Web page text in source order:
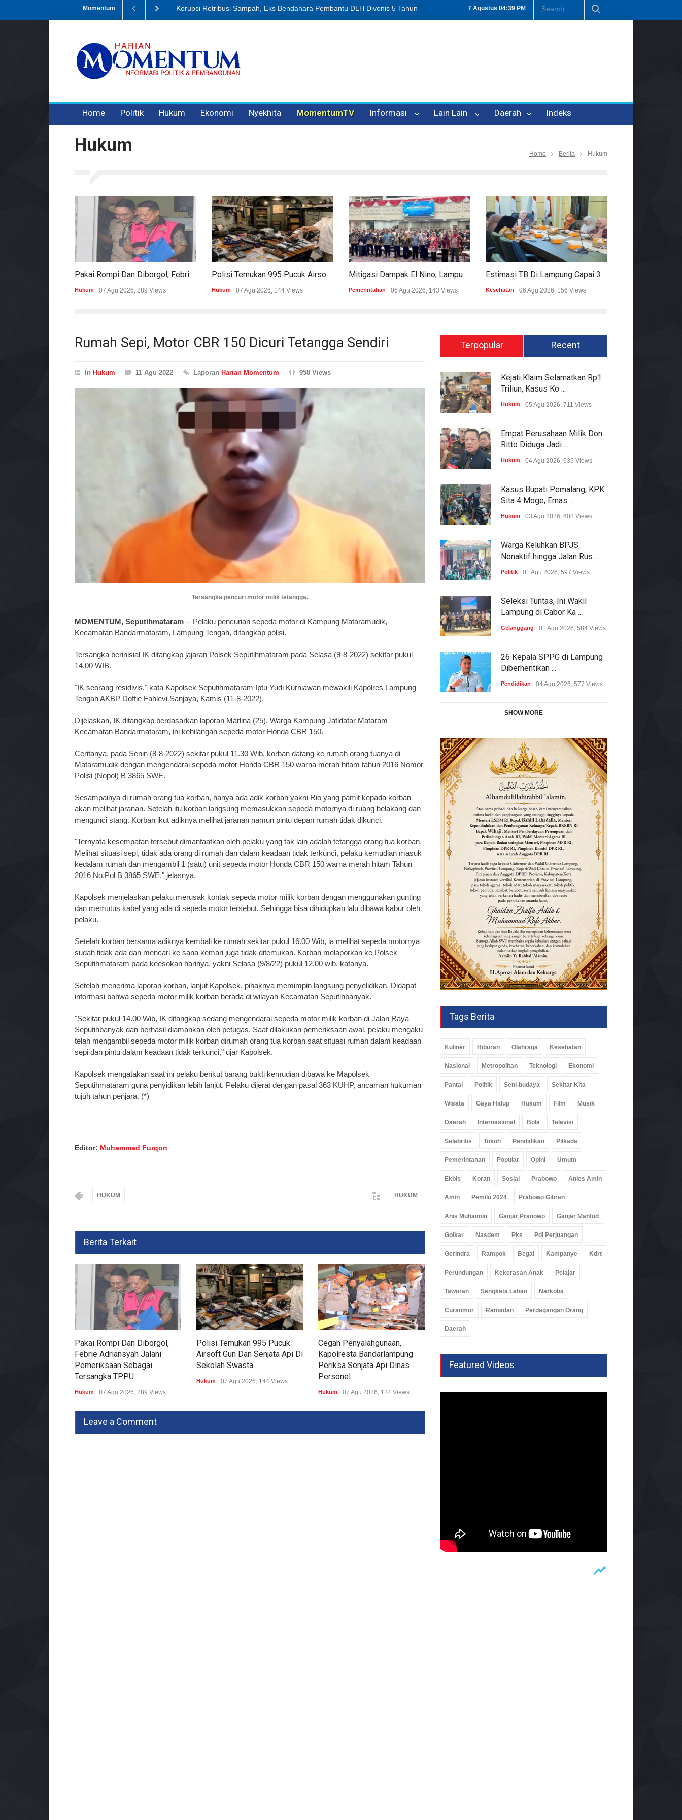
7 Agustus 04:39 PM
Momentum
Eks Bendahara Pembantu DLH Divonis 5 Tahun Dugaan Penipuan Oleh Oknum Kadis, Kuasa Hukum Pelapor Desak Polisi Tetapkan P-21 Tembus Rp1,6 Triliun, Nilai Investasi di Lamteng Tertinggi di
Home Politik Hukum Ekonomi Nyekhita MomentumTV Informasi Lain Lain Daerah Indeks
Hukum Home Berita Hukum
Hukum 07 Agu 2026, 289 Views Hukum 07 Agu 2026, 144 Views Pemerintahan 06 Agu 2026, 143 Views Kesehatan 06 Agu 2026, 156 Views
Rumah Sepi, Motor CBR 150 Dicuri Tetangga Sendiri
In Hukum 11 Agu 2022 Laporan Harian Momentum 958 Views
Tersangka pencuri motor milik tetangga.
MOMENTUM, Seputihmataram -- Pelaku pencurian sepeda motor di Kampung Mataramudik,
Kecamatan Bandarmataram, Lampung Tengah, ditangkap polisi.
Tersangka berinisial IK ditangkap jajaran Polsek Seputihmataram pada Selasa (9-8-2022) sekitar pukul
14.00 WIB.
"IK seorang residivis," kata Kapolsek Seputihmataram Iptu Yudi Kurniawan mewakili Kapolres Lampung
Tengah AKBP Doffie Fahlevi Sanjaya, Kamis (11-8-2022).
Dijelaskan, IK ditangkap berdasarkan laporan Marlina (25). Warga Kampung Jatidatar Mataram
Kecamatan Bandarmataram, ini kehilangan sepeda motor Honda CBR 150.
Ceritanya, pada Senin (8-8-2022) sekitar pukul 11.30 Wib, korban datang ke rumah orang tuanya di
Mataramudik dengan mengendarai sepeda motor Honda CBR 150 warna merah hitam tahun 2016 Nomor
Polisi (Nopol) B 3865 SWE.
Sesampainya di rumah orang tua korban, hanya ada adik korban yakni Rio yang pamit kepada korban
akan melihat jaranan. Setelah itu korban langsung memasukkan sepeda motornya di ruang belakang dan
mengunci stang. Korban ikut adiknya melihat jaranan namun pintu depan rumah tidak dikunci.
"Ternyata kesempatan tersebut dimanfaatkan oleh pelaku yang tak lain adalah tetangga orang tua korban.
Melihat situasi sepi, tidak ada orang di rumah dan dalam keadaan tidak terkunci, pelaku kemudian masuk
kedalam rumah dan mengambil 1 (satu) unit sepeda motor Honda CBR 150 warna merah hitam Tahun
2016 No.Pol B 3865 SWE," jelasnya.
Kapolsek menjelaskan pelaku merusak kontak sepeda motor milik korban dengan menggunakan gunting
dan memutus kabel yang ada di sepeda motor tersebut. Sehingga bisa dihidupkan lalu dibawa kabur oleh
pelaku.
Setelah korban bersama adiknya kembali ke rumah sekitar pukul 16.00 Wib, ia melihat sepeda motornya
sudah tidak ada dan mencari ke sana kemari juga tidak ditemukan. Korban melaporkan ke Polsek
Seputihmataram pada keesokan harinya, yakni Selasa (9/8/22) pukul 12.00 wib, katanya.
Setelah menerima laporan korban, lanjut Kapolsek, pihaknya memimpin langsung penyelidikan. Didapat
informasi bahwa sepeda motor milik korban berada di wilayah Kecamatan Seputihbanyak.
"Sekitar pukul 14.00 Wib, IK ditangkap sedang mengendarai sepeda motor milik korban di Jalan Raya
Seputihbanyak dan berhasil diamankan oleh petugas. Saat dilakukan pemeriksaan awal, pelaku mengaku
telah mengambil sepeda motor milik korban dirumah orang tua korban saat situasi rumah dalam keadaan
sepi dan pintu dalam keadaan tidak terkunci," ujar Kapolsek.
Kapolsek mengatakan saat ini pelaku berikut barang bukti kemudian dibawa ke Mapolsek
Seputihmataram guna penyidikan lebih lanjut. Pelaku dijerat dengan pasal 363 KUHP, ancaman hukuman
tujuh tahun penjara. (*)
Editor: Muhammad Furqon
HUKUM HUKUM
Berita Terkait
Pakai Rompi Dan Diborgol,
Febrie Adriansyah Jalani
Pemeriksaan Sebagai
Tersangka TPPU
Hukum 07 Agu 2026, 289 Views
Polisi Temukan 995 Pucuk
Airsoft Gun Dan Senjata Api Di
Sekolah Swasta
Hukum 07 Agu 2026, 144 Views
Cegah Penyalahgunaan,
Kapolresta Bandarlampung
Periksa Senjata Api Dinas
Personel
Hukum 07 Agu 2026, 124 Views
PPA Di Seluruh Kecamatan
Hukum 06 Agu 2026, 312 Views
Leave a Comment
Terpopular Recent
Kejati Klaim Selamatkan Rp1
Triliun, Kasus Ko ...
Hukum 05 Agu 2026, 711 Views
Empat Perusahaan Milik Don
Ritto Diduga Jadi ...
Hukum 04 Agu 2026, 635 Views
Kasus Bupati Pemalang, KPK
Sita 4 Moge, Emas ...
Hukum 03 Agu 2026, 608 Views
Warga Keluhkan BPJS
Nonaktif hingga Jalan Rus ...
Politik 01 Agu 2026, 597 Views
Seleksi Tuntas, Ini Wakil
Lampung di Cabor Ka ...
Gelanggang 01 Agu 2026, 584 Views
26 Kepala SPPG di Lampung
Diberhentikan ...
Pendidikan 04 Agu 2026, 577 Views
SHOW MORE
Tags Berita
Kuliner Hiburan Olahraga Kesehatan
Nasional Metropolitan Teknologi Ekonomi
Pantai Politik Seni-budaya Sekitar Kita
Wisata Gaya Hidup Hukum Film Musik
Daerah Internasional Bola Televisi
Selebritis Tokoh Pendidikan Pilkada
Pemerintahan Popular Opini Umum
Ekbis Koran Sosial Prabowo Anies Amin
Amin Pemilu 2024 Prabowo Gibran
Anis Muhaimin Ganjar Pranowo Ganjar Mahfud
Golkar Nasdem Pks Pdi Perjuangan
Gerindra Rampok Begal Kampanye Kdrt
Perundungan Kekerasan Anak Pelajar
Tawuran Sengketa Lahan Narkoba
Curanmor Ramadan Perdagangan Orang
Daerah
Featured Videos